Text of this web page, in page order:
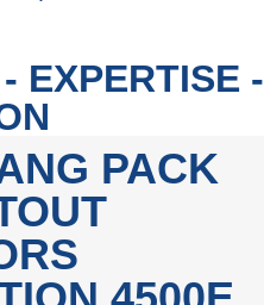
EXPERTISE -
PACK